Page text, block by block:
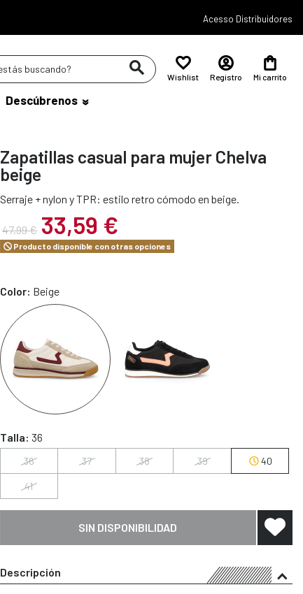
Acesso Distribuidores
Descúbrenos
Wishlist Registro Mi carrito
Zapatillas casual para mujer Chelva
beige
Serraje + nylon y TPR: estilo retro cómodo en beige.
47,99 € 33,59 €
Producto disponible con otras opciones
Color: Beige
Talla: 36
36 37 38 39 40
41
SIN DISPONIBILIDAD
Descripción